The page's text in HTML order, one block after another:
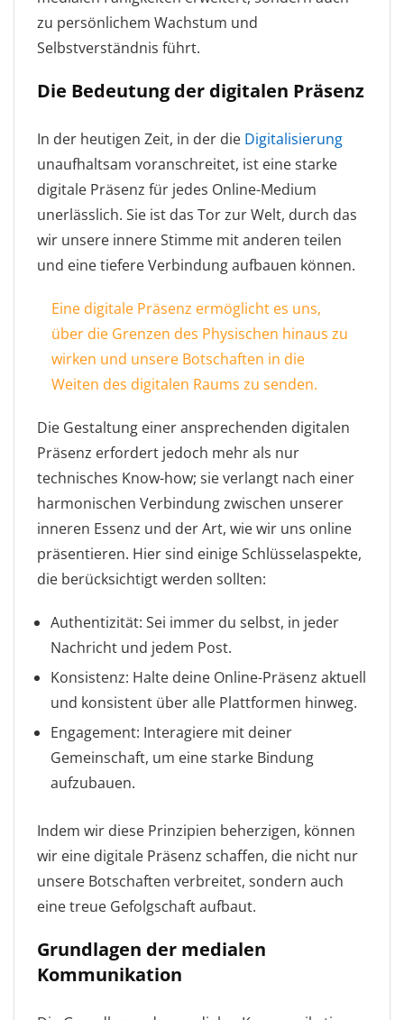
zu persönlichem Wachstum und
Selbstverständnis führt.
Die Bedeutung der digitalen Präsenz
In der heutigen Zeit, in der die Digitalisierung
unaufhaltsam voranschreitet, ist eine starke
digitale Präsenz für jedes Online-Medium
unerlässlich. Sie ist das Tor zur Welt, durch das
wir unsere innere Stimme mit anderen teilen
und eine tiefere Verbindung aufbauen können.
Eine digitale Präsenz ermöglicht es uns,
über die Grenzen des Physischen hinaus zu
wirken und unsere Botschaften in die
Weiten des digitalen Raums zu senden.
Die Gestaltung einer ansprechenden digitalen
Präsenz erfordert jedoch mehr als nur
technisches Know-how; sie verlangt nach einer
harmonischen Verbindung zwischen unserer
inneren Essenz und der Art, wie wir uns online
präsentieren. Hier sind einige Schlüsselaspekte,
die berücksichtigt werden sollten:
Authentizität: Sei immer du selbst, in jeder
Nachricht und jedem Post.
Konsistenz: Halte deine Online-Präsenz aktuell
und konsistent über alle Plattformen hinweg.
Engagement: Interagiere mit deiner
Gemeinschaft, um eine starke Bindung
aufzubauen.
Indem wir diese Prinzipien beherzigen, können
wir eine digitale Präsenz schaffen, die nicht nur
unsere Botschaften verbreitet, sondern auch
eine treue Gefolgschaft aufbaut.
Grundlagen der medialen
Kommunikation